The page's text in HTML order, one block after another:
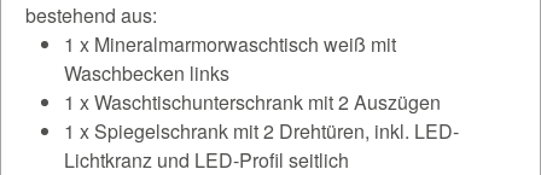
bestehend aus:
1 x Mineralmarmorwaschtisch weiß mit
Waschbecken links
1 x Waschtischunterschrank mit 2 Auszügen
1 x Spiegelschrank mit 2 Drehtüren, inkl. LED-
Lichtkranz und LED-Profil seitlich